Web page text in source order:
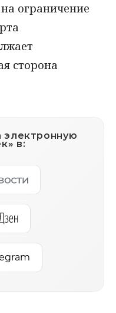
ограничение
сторона
электронную
в: